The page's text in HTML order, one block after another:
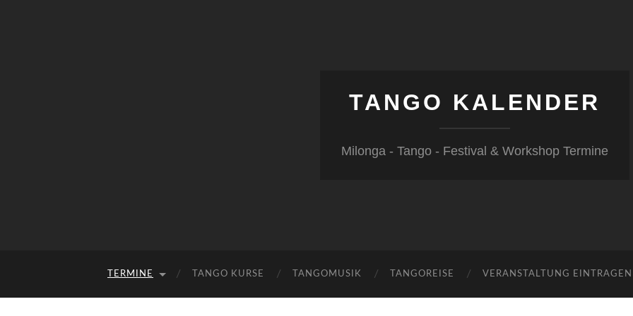
TANGO KALENDER
Milonga - Tango - Festival & Workshop Termine
TERMINE TANGO KURSE TANGOMUSIK TANGOREISE VERANSTALTUNG EINTRAGEN